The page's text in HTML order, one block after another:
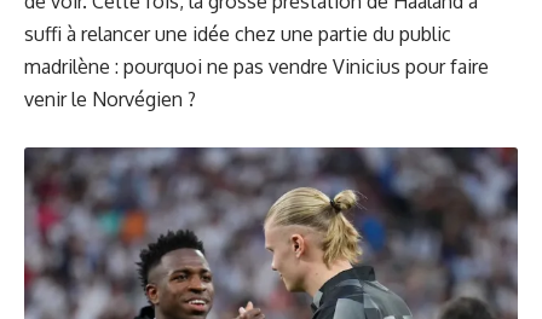
suffi à relancer une idée chez une partie du public
madrilène : pourquoi ne pas vendre Vinicius pour faire
venir le Norvégien ?